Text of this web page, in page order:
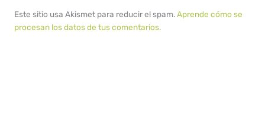
Este sitio usa Akismet para reducir el spam.Aprende cómo se
procesan los datos de tus comentarios.